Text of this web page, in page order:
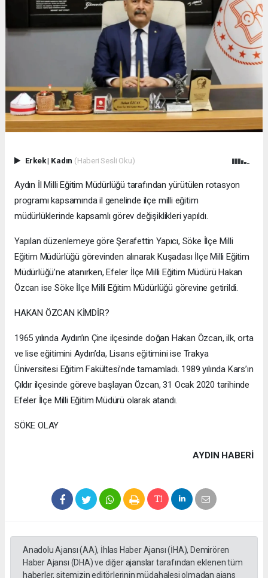
Erkek| Kadın (Haberi Sesli Oku)
Aydın İl Milli Eğitim Müdürlüğü tarafından yürütülen rotasyon
programı kapsamında il genelinde ilçe milli eğitim
müdürlüklerinde kapsamlı görev değişiklikleri yapıldı.
Yapılan düzenlemeye göre Şerafettin Yapıcı, Söke İlçe Milli
Eğitim Müdürlüğü görevinden alınarak Kuşadası İlçe Milli Eğitim
Müdürlüğü’ne atanırken, Efeler İlçe Milli Eğitim Müdürü Hakan
Özcan ise Söke İlçe Milli Eğitim Müdürlüğü görevine getirildi.
HAKAN ÖZCAN KİMDİR?
1965 yılında Aydın’ın Çine ilçesinde doğan Hakan Özcan, ilk, orta
ve lise eğitimini Aydın’da, Lisans eğitimini ise Trakya
Üniversitesi Eğitim Fakültesi’nde tamamladı. 1989 yılında Kars’ın
Çıldır ilçesinde göreve başlayan Özcan, 31 Ocak 2020 tarihinde
Efeler İlçe Milli Eğitim Müdürü olarak atandı.
SÖKE OLAY
AYDIN HABERİ
Anadolu Ajansı (AA), İhlas Haber Ajansı (İHA), Demirören
Haber Ajansı (DHA) ve diğer ajanslar tarafından eklenen tüm
haberler, sitemizin editörlerinin müdahalesi olmadan ajans